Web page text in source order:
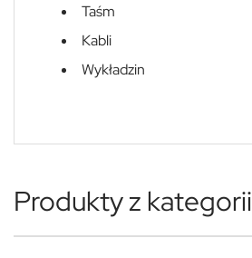
Taśm
Kabli
Wykładzin
Produkty z kategorii